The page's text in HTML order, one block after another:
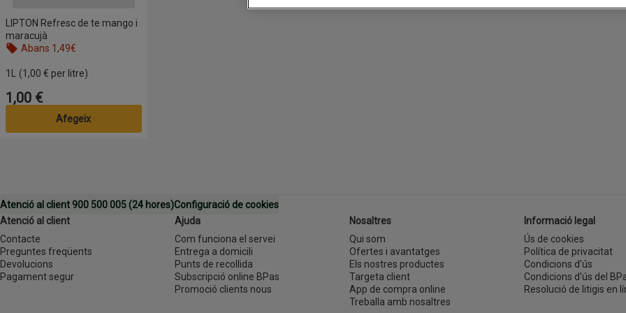
LIPTON Refresc de te mango i
maracujà
Abans 1,49€
1L (1,00 € per litre)
Preu
1,00 €
Afegeix
Atenció al client 900 500 005 (24 hores)Configuració de cookies
Atenció al client
Contacte
Preguntes freqüents
Devolucions
Pagament segur
Ajuda
Com funciona el servei
Entrega a domicili
Punts de recollida
Subscripció online BPas
Promoció clients nous
Nosaltres
Qui som
Ofertes i avantatges
Els nostres productes
Targeta client
App de compra online
Treballa amb nosaltres
Informació legal
Ús de cookies
Política de privacitat
Condicions d'ús
Condicions d'ús del
Resolució de litigis en